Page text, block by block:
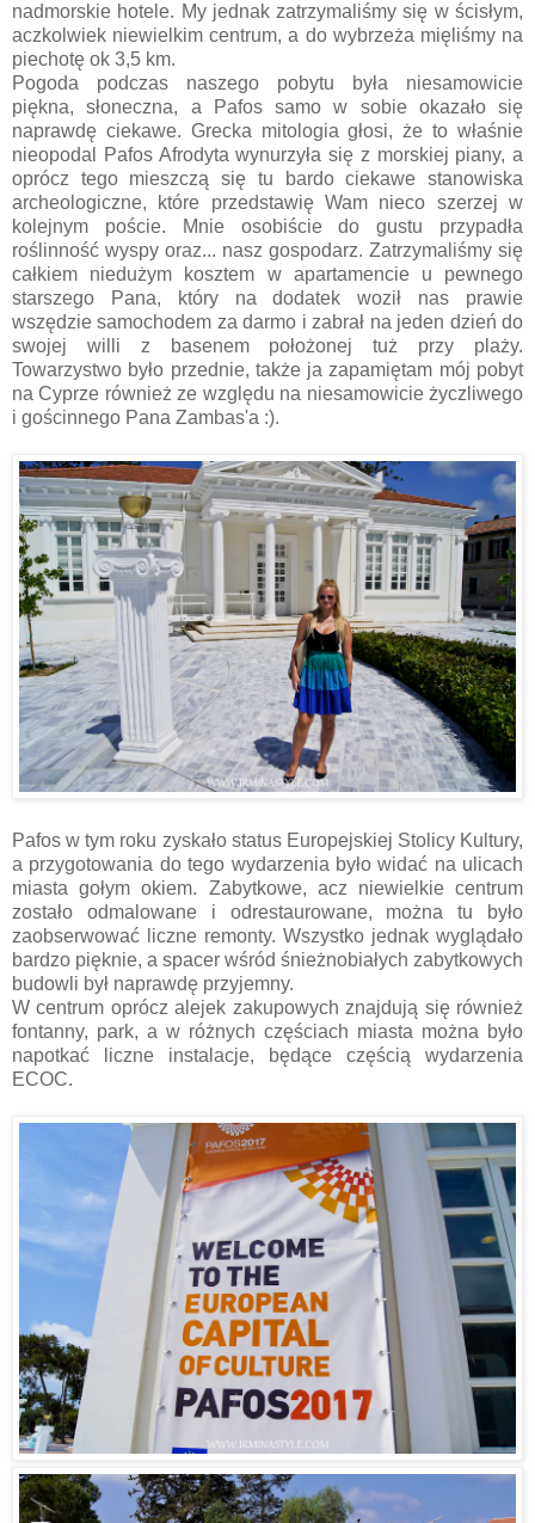
nadmorskie hotele. My jednak zatrzymaliśmy się w ścisłym,
aczkolwiek niewielkim centrum, a do wybrzeża mięliśmy na
piechotę ok 3,5 km.
Pogoda podczas naszego pobytu była niesamowicie
piękna, słoneczna, a Pafos samo w sobie okazało się
naprawdę ciekawe. Grecka mitologia głosi, że to właśnie
nieopodal Pafos Afrodyta wynurzyła się z morskiej piany, a
oprócz tego mieszczą się tu bardo ciekawe stanowiska
archeologiczne, które przedstawię Wam nieco szerzej w
kolejnym poście. Mnie osobiście do gustu przypadła
roślinność wyspy oraz... nasz gospodarz. Zatrzymaliśmy się
całkiem niedużym kosztem w apartamencie u pewnego
starszego Pana, który na dodatek woził nas prawie
wszędzie samochodem za darmo i zabrał na jeden dzień do
swojej willi z basenem położonej tuż przy plaży.
Towarzystwo było przednie, także ja zapamiętam mój pobyt
na Cyprze również ze względu na niesamowicie życzliwego
i gościnnego Pana Zambas'a :).
Pafos w tym roku zyskało status Europejskiej Stolicy Kultury,
a przygotowania do tego wydarzenia było widać na ulicach
miasta gołym okiem. Zabytkowe, acz niewielkie centrum
zostało odmalowane i odrestaurowane, można tu było
zaobserwować liczne remonty. Wszystko jednak wyglądało
bardzo pięknie, a spacer wśród śnieżnobiałych zabytkowych
budowli był naprawdę przyjemny.
W centrum oprócz alejek zakupowych znajdują się również
fontanny, park, a w różnych częściach miasta można było
napotkać liczne instalacje, będące częścią wydarzenia
ECOC.